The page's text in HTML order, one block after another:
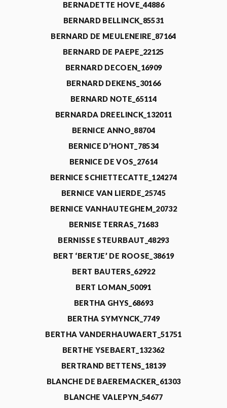
BERNADETTE HOVE_44886
BERNARD BELLINCK_85531
BERNARD DE MEULENEIRE_87164
BERNARD DE PAEPE_22125
BERNARD DECOEN_16909
BERNARD DEKENS_30166
BERNARD NOTE_65114
BERNARDA DREELINCK_132011
BERNICE ANNO_88704
BERNICE D’HONT_78534
BERNICE DE VOS_27614
BERNICE SCHIETTECATTE_124274
BERNICE VAN LIERDE_25745
BERNICE VANHAUTEGHEM_20732
BERNISE TERRAS_71683
BERNISSE STEURBAUT_48293
BERT ‘BERTJE’ DE ROOSE_38619
BERT BAUTERS_62922
BERT LOMAN_50091
BERTHA GHYS_68693
BERTHA SYMYNCK_7749
BERTHA VANDERHAUWAERT_51751
BERTHE YSEBAERT_132362
BERTRAND BETTENS_18139
BLANCHE DE BAEREMACKER_61303
BLANCHE VALEPYN_54677